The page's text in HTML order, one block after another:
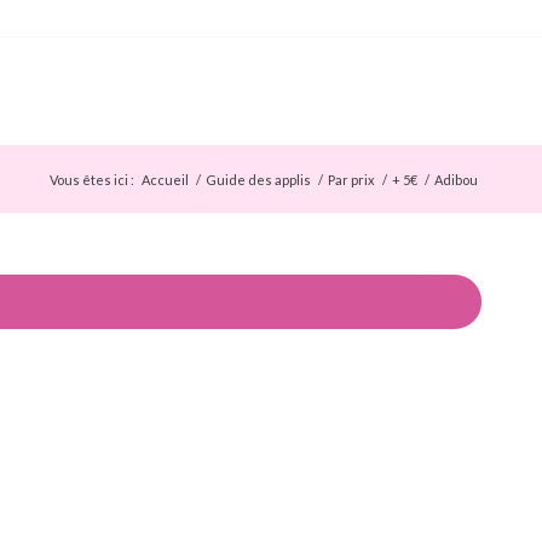
Vous êtes ici : Accueil / Guide des applis / Par prix / + 5€ / Adibou